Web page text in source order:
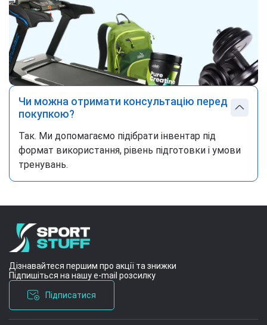
Чи можна отримати консультацію перед
покупкою?
Так. Ми допомагаємо підібрати інвентар під
формат використання, рівень підготовки і умови
тренувань.
Дізнавайтеся першим про акції та знижки
Підпишіться на нашу e-mail розсилку
Підписатися